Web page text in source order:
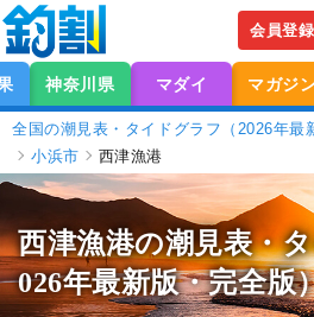
会員登録
神奈川県 マダイ マガジ
全国の潮見表・タイドグラフ（2026年最
小浜市
西津漁港
西津漁港の潮見表・
026年最新版・完全版